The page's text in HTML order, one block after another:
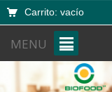
Carrito: vacío
MENU